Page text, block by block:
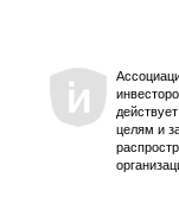
целям и